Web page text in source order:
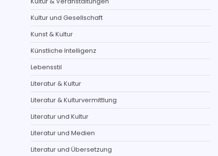
Kultur und Gesellschaft
Kunst & Kultur
Künstliche Intelligenz
Lebensstil
Literatur & Kultur
Literatur & Kulturvermittlung
Literatur und Kultur
Literatur und Medien
Literatur und Übersetzung